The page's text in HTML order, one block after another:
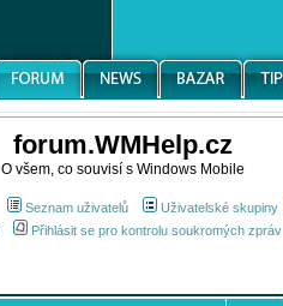
forum.WMHelp.cz
O všem, co souvisí s Windows Mobile
Seznam uživatelů Uživatelské skupiny
Přihlásit se pro kontrolu soukromých zpráv